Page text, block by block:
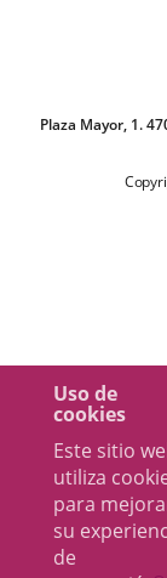
Uso de
cookies
Este sitio
utiliza
para
su
de
Plaza Mayor, 1.